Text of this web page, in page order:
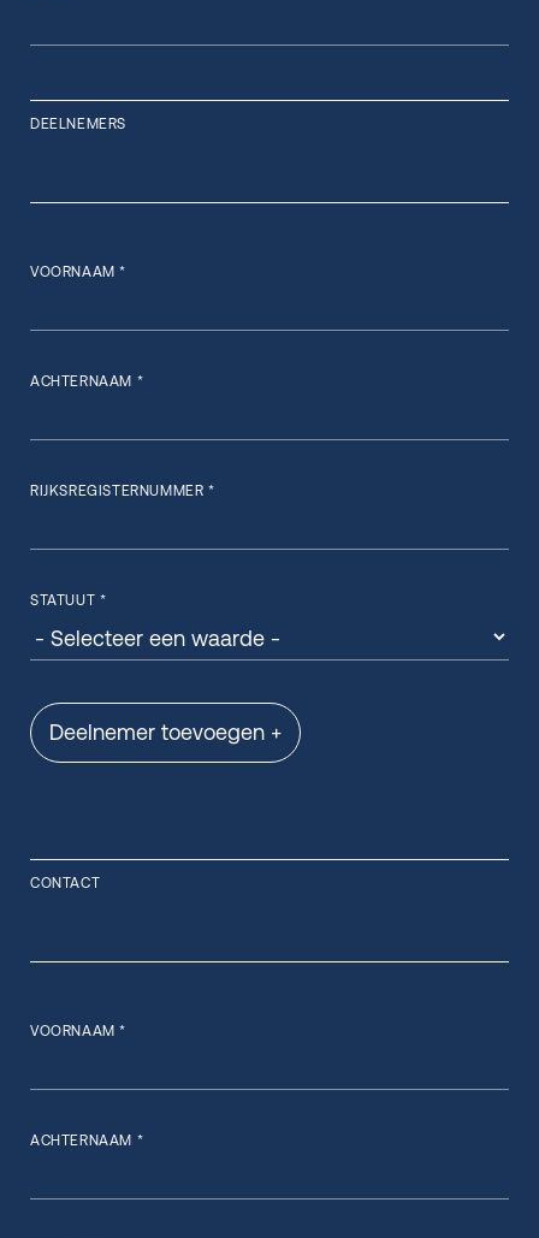
DEELNEMERS
VOORNAAM *
ACHTERNAAM *
RIJKSREGISTERNUMMER *
STATUUT *
Deelnemer toevoegen +
CONTACT
VOORNAAM *
ACHTERNAAM *